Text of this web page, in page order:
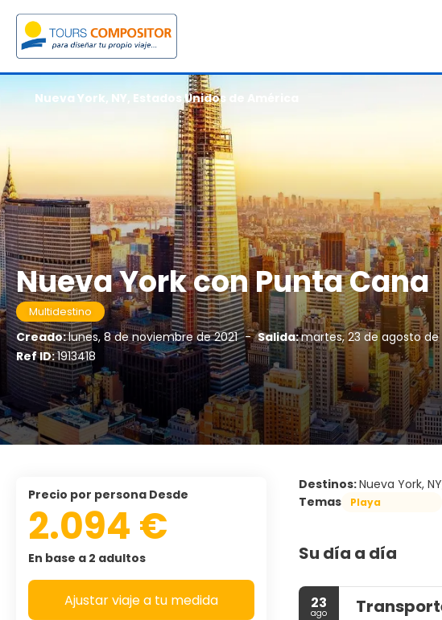
Nueva York con Punta Cana
Multidestino
Creado:lunes, 8 de noviembre de 2021 - Salida:martes, 23 de agosto de
Ref ID:1913418
Nueva York, NY, Estados Unidos de América
Destinos:Nueva York,
Temas
Playa
Su día a día
23
ago
precio por persona Desde
2.094 €
En base a 2 adultos
Ajustar viaje a tu medida